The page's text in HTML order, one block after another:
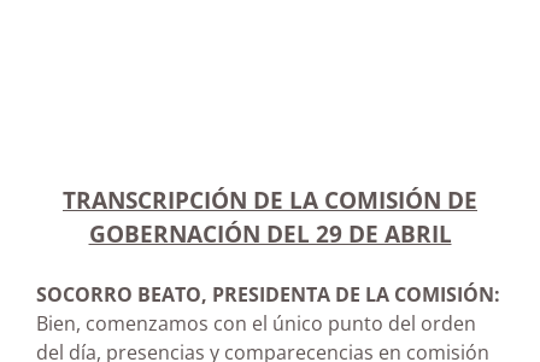
TRANSCRIPCIÓN DE LA COMISIÓN DE
GOBERNACIÓN DEL 29 DE ABRIL
SOCORRO BEATO, PRESIDENTA DE LA COMISIÓN:
Bien, comenzamos con el único punto del orden
del día, presencias y comparecencias en comisión